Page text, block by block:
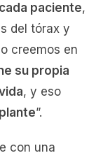
paciente,
del tórax y
creemos en
su propia
, y eso
”.
con una